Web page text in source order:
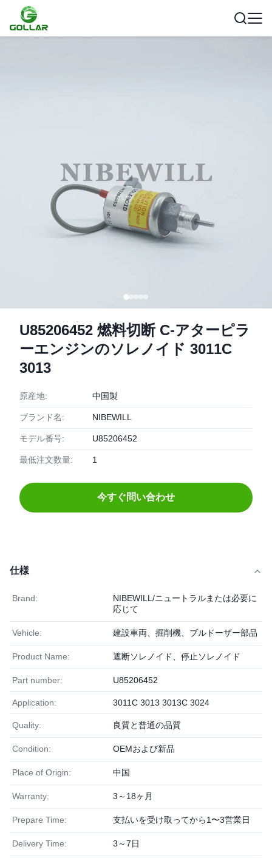
U85206452 燃料切断 C-アターピラ
ーエンジンのソレノイド 3011C
3013
原産地: 中国製
ブランド名: NIBEWILL
モデル番号: U85206452
最低注文数量: 1
今すぐ問い合わせ
仕様
Brand:
NIBEWILL/ニュートラルまたは必要に
応じて
Vehicle: 建設車両、掘削機、ブルドーザー部品
Product Name: 遮断ソレノイド、停止ソレノイド
Part number: U85206452
Application: 3011C 3013 3013C 3024
Quality: 良質と普通の品質
Condition: OEMおよび新品
Place of Origin: 中国
Warranty: 3～18ヶ月
Prepare Time: 支払いを受け取ってから1〜3営業日
Delivery Time: 3～7日